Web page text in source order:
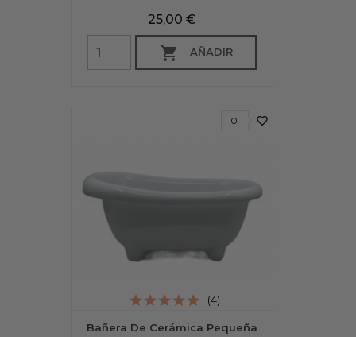
Precio
25,00 €
 AÑADIR
Bañera De Cerámica Pequeña
favorite_border
0
(4)